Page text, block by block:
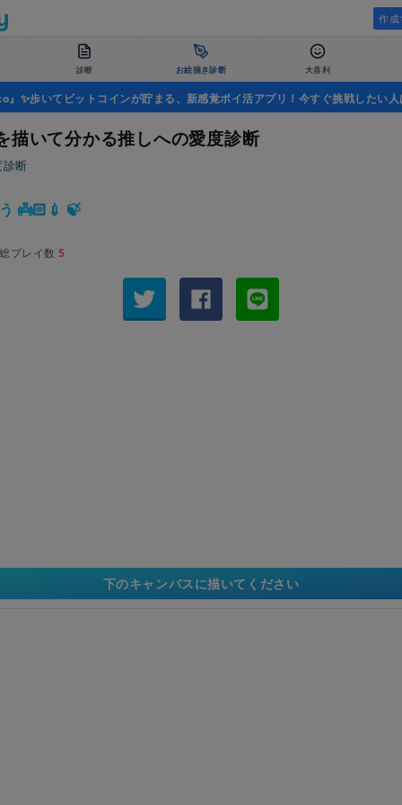
作成
診断 お絵描き診断 大喜利
』✨歩いてビットコインが貯まる、新感覚ポイ活アプリ！今すぐ挑戦したい人
描いて分かる推しへの愛度診断
断
👼🏻💉 🍃
総プレイ数 5
下のキャンバスに描いてください